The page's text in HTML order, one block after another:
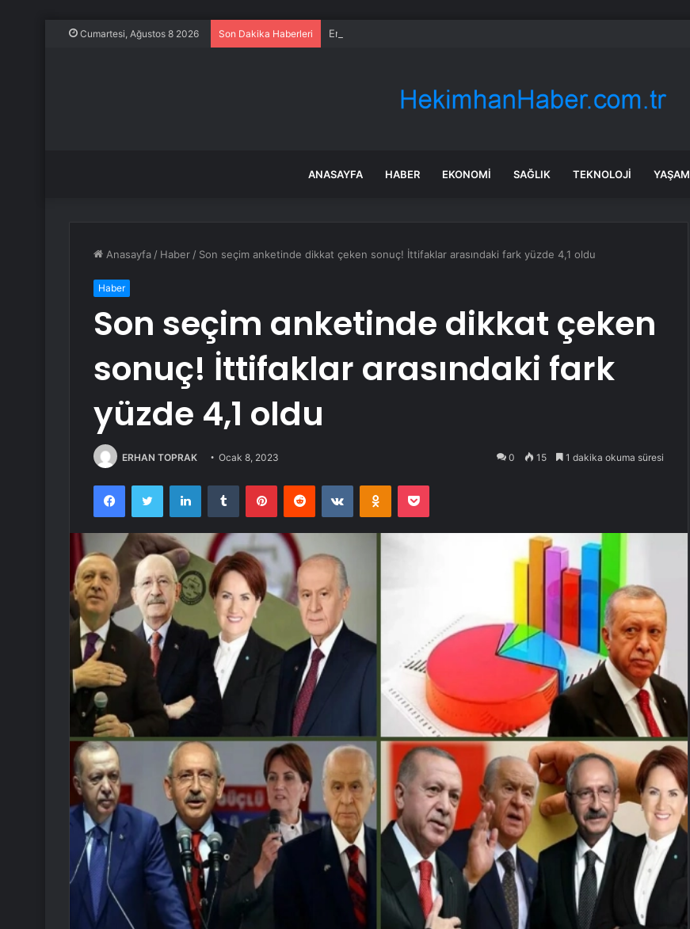
Cumartesi, Ağustos 8 2026 Son Dakika Haberleri Emniyet şeridinde feci ölüm: Servis şoförüne midibüs çarptı
ANASAYFA HABER EKONOMI SAĞLIK TEKNOLOJI YAŞAM
Anasayfa / Haber / Son seçim anketinde dikkat çeken sonuç! İttifaklar arasındaki fark yüzde 4,1 oldu
Haber
Son seçim anketinde dikkat çeken
sonuç! İttifaklar arasındaki fark
yüzde 4,1 oldu
ERHAN TOPRAK Ocak 8, 2023 0 15 1 dakika okuma süresi
FacebookTwitter LinkedInTumblr PinterestReddit VKontakteOdnoklassniki
Pocket